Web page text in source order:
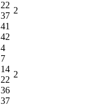
22
37
41
42
2
4
7
14
22
36
37
2